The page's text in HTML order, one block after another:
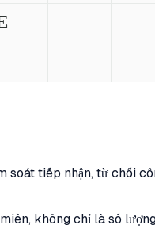
tiếp nhận, từ chối
không chỉ là số